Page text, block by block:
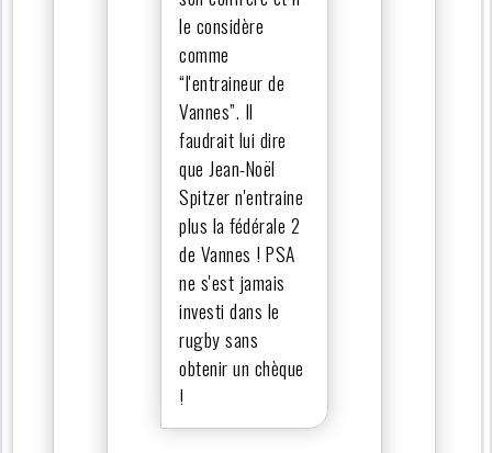
le considère
comme
“l'entraineur de
Vannes”. Il
faudrait lui dire
que Jean-Noël
Spitzer n'entraine
plus la fédérale 2
de Vannes ! PSA
ne s'est jamais
investi dans le
rugby sans
obtenir un chèque
!